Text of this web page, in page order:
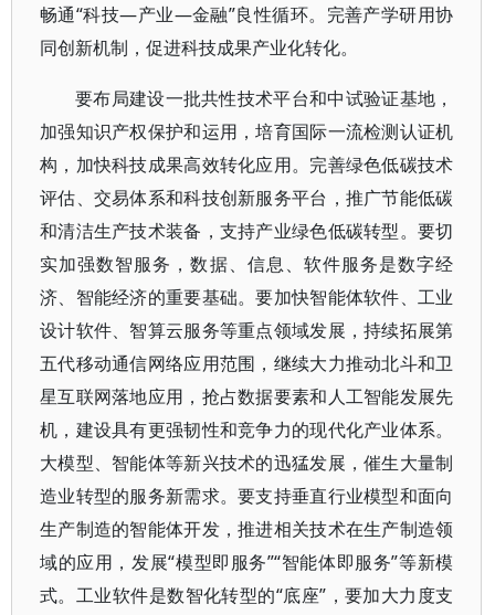
畅通“科技—产业—金融”良性循环。完善产学研用协
同创新机制，促进科技成果产业化转化。
要布局建设一批共性技术平台和中试验证基地，
加强知识产权保护和运用，培育国际一流检测认证机
构，加快科技成果高效转化应用。完善绿色低碳技术
评估、交易体系和科技创新服务平台，推广节能低碳
和清洁生产技术装备，支持产业绿色低碳转型。要切
实加强数智服务，数据、信息、软件服务是数字经
济、智能经济的重要基础。要加快智能体软件、工业
设计软件、智算云服务等重点领域发展，持续拓展第
五代移动通信网络应用范围，继续大力推动北斗和卫
星互联网落地应用，抢占数据要素和人工智能发展先
机，建设具有更强韧性和竞争力的现代化产业体系。
大模型、智能体等新兴技术的迅猛发展，催生大量制
造业转型的服务新需求。要支持垂直行业模型和面向
生产制造的智能体开发，推进相关技术在生产制造领
域的应用，发展“模型即服务”“智能体即服务”等新模
式。工业软件是数智化转型的“底座”，要加大力度支